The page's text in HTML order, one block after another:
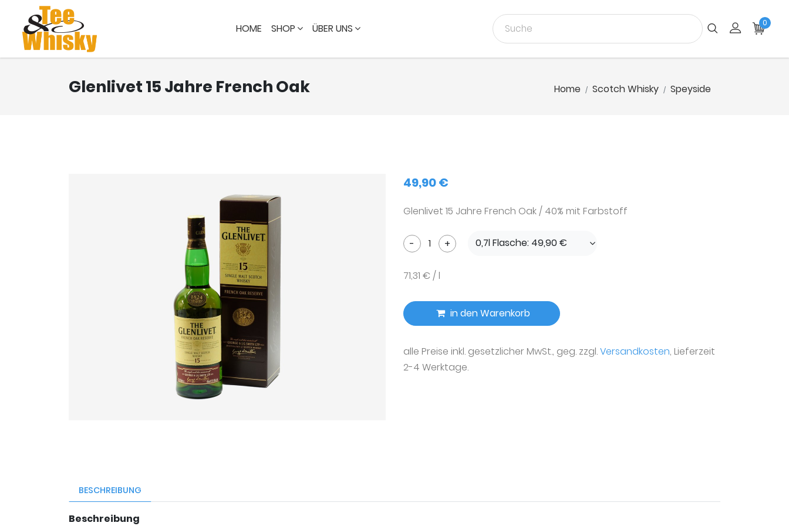
HOME SHOP ÜBER UNS 0
Glenlivet 15 Jahre French Oak Home Scotch Whisky Speyside
49,90 €
Glenlivet 15 Jahre French Oak / 40% mit Farbstoff
- + 0,7l Flasche: 49,90 €
71,31 € / l
in den Warenkorb
alle Preise inkl. gesetzlicher MwSt., geg. zzgl.Versandkosten, Lieferzeit
2-4 Werktage.
BESCHREIBUNG
Beschreibung